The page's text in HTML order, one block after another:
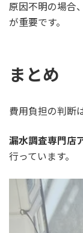
原因不明の場合、
が重要です。
まとめ
費用負担の判断
漏水調査専門店
行っています。